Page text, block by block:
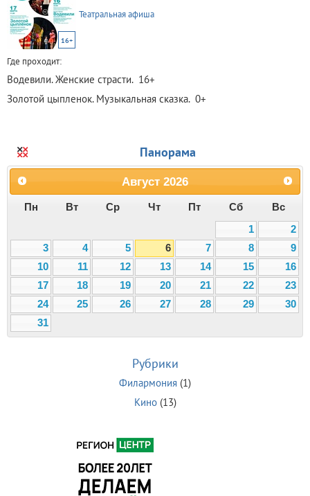
16+
Театральная афиша
Где проходит:
Водевили. Женские страсти. 16+
Золотой цыпленок. Музыкальная сказка. 0+
Панорама
Август 2026
Пн Вт Ср Чт Пт Сб
Вс
1
2
3
4 5 6 7 8
9
10
11 12 13 14 15
16
17
18 19 20 21 22
23
24
25 26 27 28 29
30
31
Рубрики
Филармония (1)
Кино(13)